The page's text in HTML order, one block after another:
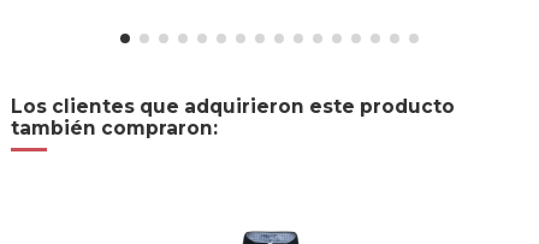
Los clientes que adquirieron este producto
también compraron: